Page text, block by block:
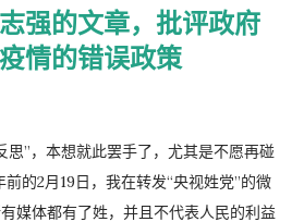
强的文章，批评政府
情的错误政策
思”，本想就此罢手了，尤其是不愿再碰
的2月19日，我在转发“央视姓党”的微
媒体都有了姓，并且不代表人民的利益